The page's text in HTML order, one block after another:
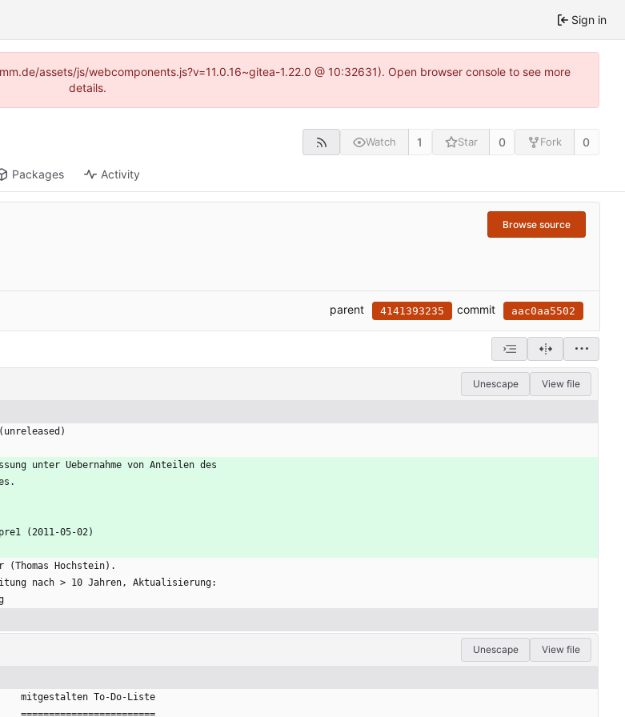
Sign in
assets/js/webcomponents.js?v=11.0.16~gitea-1.22.0 @ 10:32631). Open browser console to see more
details.
Watch 1 Star 0 Fork 0
Packages Activity
Browse source
parent 4141393235 commit aac0aa5502
Unescape View file
unter Uebernahme von Anteilen des
(2011-05-02)
(Thomas Hochstein).
nach > 10 Jahren, Aktualisierung:
Unescape View file
                       mitgestalten To-Do-Liste
                       ========================